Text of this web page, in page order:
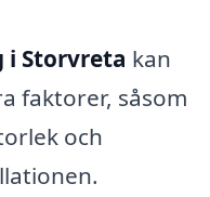
i Storvreta kan
faktorer, såsom
och